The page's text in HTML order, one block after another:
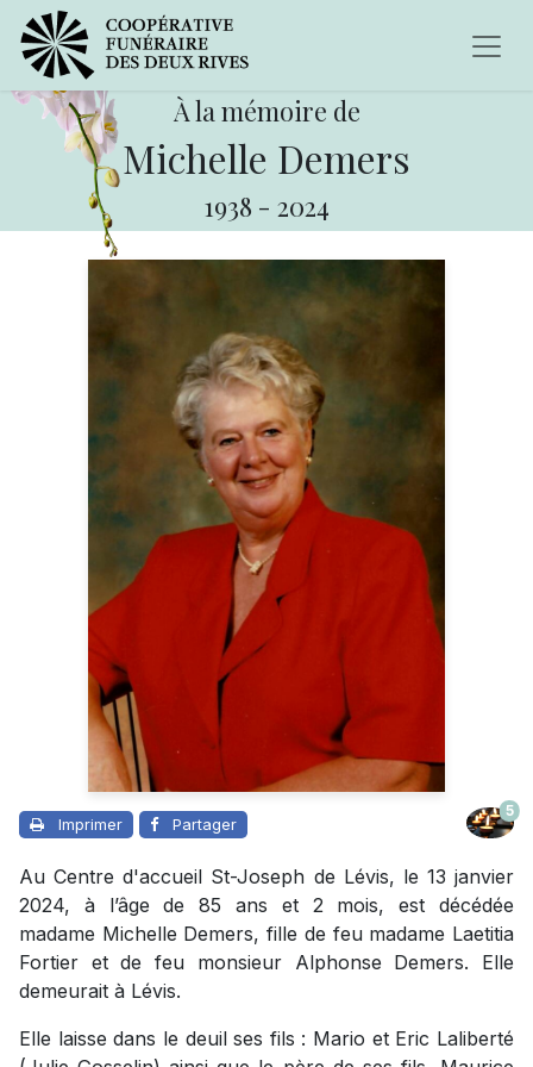
À la mémoire de
Michelle Demers
1938 - 2024
Imprimer Partager
5
Au Centre d'accueil St-Joseph de Lévis, le 13 janvier
2024, à l’âge de 85 ans et 2 mois, est décédée
madame Michelle Demers, fille de feu madame Laetitia
Fortier et de feu monsieur Alphonse Demers. Elle
demeurait à Lévis.
Elle laisse dans le deuil ses fils : Mario et Eric Laliberté